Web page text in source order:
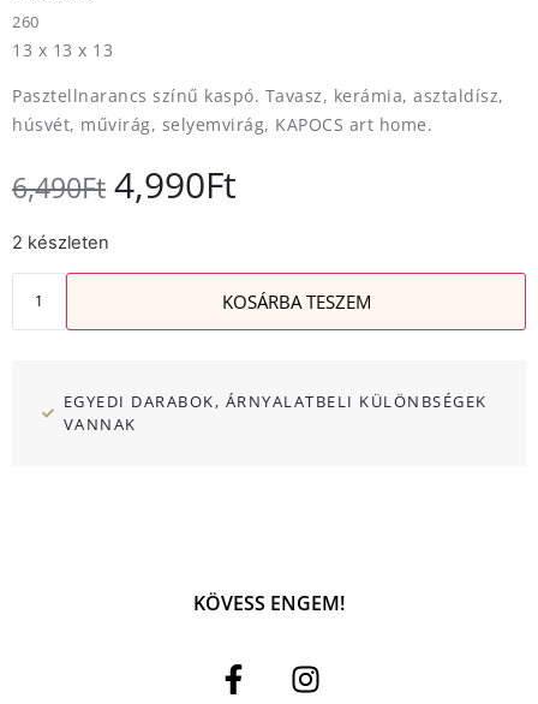
260
13 x 13 x 13
Pasztellnarancs színű kaspó. Tavasz, kerámia, asztaldísz,
húsvét, művirág, selyemvirág, KAPOCS art home.
6,490Ft 4,990Ft
2 készleten
KOSÁRBA TESZEM
EGYEDI DARABOK, ÁRNYALATBELI KÜLÖNBSÉGEK
VANNAK
KÖVESS ENGEM!